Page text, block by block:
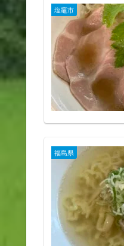
塩竈市
福島県